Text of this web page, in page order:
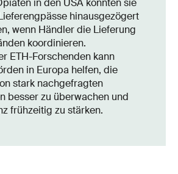
hinausgezögert
wenn Händler die Lieferung
koordinieren.
ETH-Forschenden kann
in Europa helfen, die
stark nachgefragten
besser zu überwachen und
frühzeitig zu stärken.